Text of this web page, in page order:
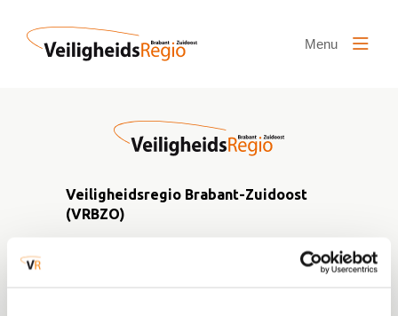
Menu
Veiligheidsregio Brabant-Zuidoost
(VRBZO)